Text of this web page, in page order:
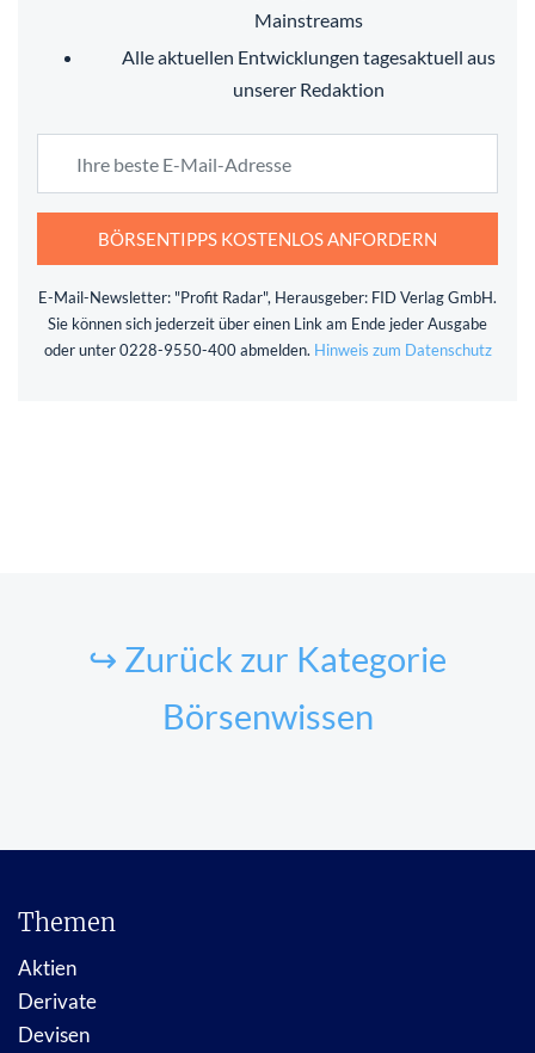
Mainstreams
Alle aktuellen Entwicklungen tagesaktuell aus
unserer Redaktion
BÖRSENTIPPS KOSTENLOS ANFORDERN
E-Mail-Newsletter: "Profit Radar", Herausgeber: FID Verlag GmbH.
Sie können sich jederzeit über einen Link am Ende jeder Ausgabe
oder unter 0228-9550-400 abmelden. Hinweis zum Datenschutz
↪ Zurück zur Kategorie
Börsenwissen
Themen
Aktien
Derivate
Devisen